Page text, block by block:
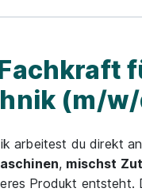
(m/
arbeitest du direkt
, mischst
Produkt entsteht.